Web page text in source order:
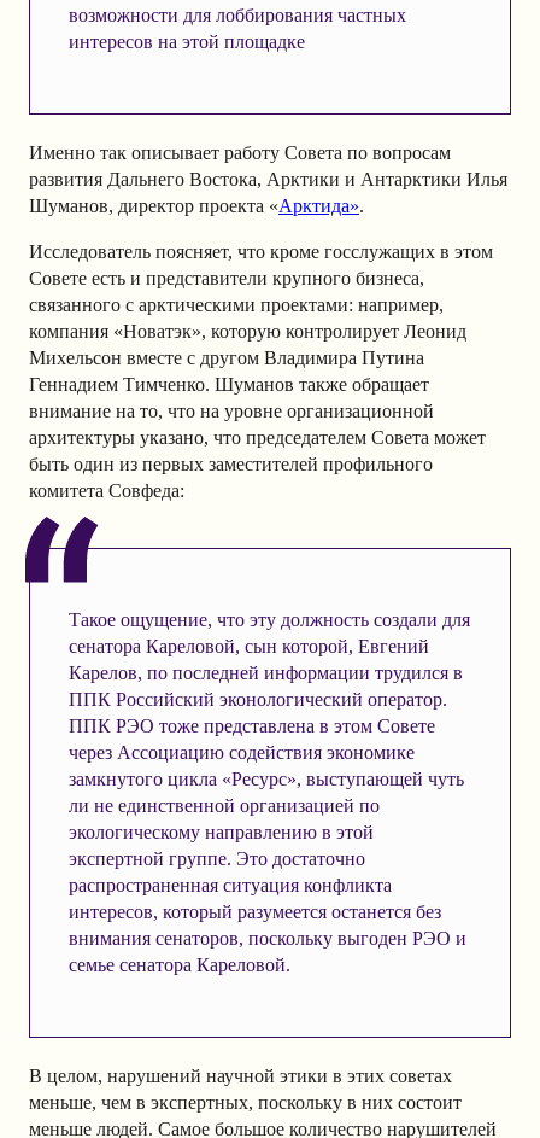
возможности для лоббирования частных
интересов на этой площадке
Именно так описывает работу Совета по вопросам
развития Дальнего Востока, Арктики и Антарктики Илья
Шуманов, директор проекта «Арктида».
Исследователь поясняет, что кроме госслужащих в этом
Совете есть и представители крупного бизнеса,
связанного с арктическими проектами: например,
компания «Новатэк», которую контролирует Леонид
Михельсон вместе с другом Владимира Путина
Геннадием Тимченко. Шуманов также обращает
внимание на то, что на уровне организационной
архитектуры указано, что председателем Совета может
быть один из первых заместителей профильного
комитета Совфеда:
Такое ощущение, что эту должность создали для
сенатора Кареловой, сын которой, Евгений
Карелов, по последней информации трудился в
ППК Российский эконологический оператор.
ППК РЭО тоже представлена в этом Совете
через Ассоциацию содействия экономике
замкнутого цикла «Ресурс», выступающей чуть
ли не единственной организацией по
экологическому направлению в этой
экспертной группе. Это достаточно
распространенная ситуация конфликта
интересов, который разумеется останется без
внимания сенаторов, поскольку выгоден РЭО и
семье сенатора Кареловой.
В целом, нарушений научной этики в этих советах
меньше, чем в экспертных, поскольку в них состоит
меньше людей. Самое большое количество нарушителей